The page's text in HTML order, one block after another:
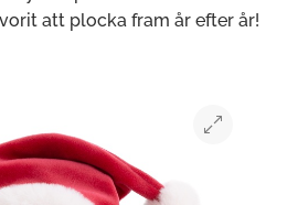
att plocka fram år efter år!